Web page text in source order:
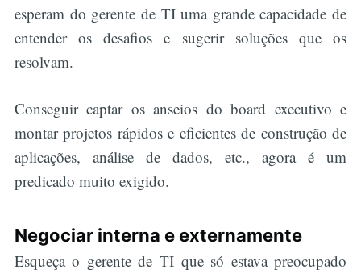
esperam do gerente de TI uma grande capacidade de
entender os desafios e sugerir soluções que os
resolvam.
Conseguir captar os anseios do board executivo e
montar projetos rápidos e eficientes de construção de
aplicações, análise de dados, etc., agora é um
predicado muito exigido.
Negociar interna e externamente
Esqueça o gerente de TI que só estava preocupado